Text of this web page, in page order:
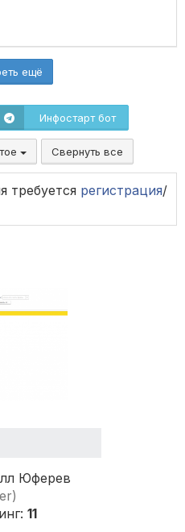
ещё
Инфостарт бот
Свернуть все
требуется регистрация/
Юферев
11